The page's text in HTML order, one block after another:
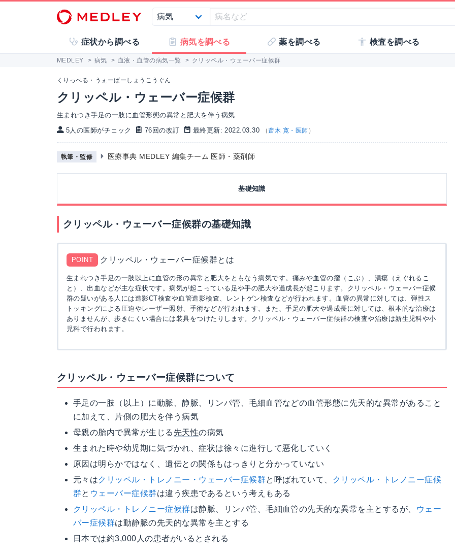
症状から調べる 病気を調べる 薬を調べる 検査を調べる
MEDLEY > 病気 > 血液・血管の病気一覧 > クリッペル・ウェーバー症候群
くりっぺる・うぇーばーしょうこうぐん
クリッペル・ウェーバー症候群
生まれつき手足の一肢に血管形態の異常と肥大を伴う病気
5人の医師がチェック
76回の改訂 最終更新: 2022.03.30 （斎木 寛・医師 ）
執筆・監修 医療事典 MEDLEY 編集チーム 医師・薬剤師
基礎知識
クリッペル・ウェーバー症候群の基礎知識
POINT クリッペル・ウェーバー症候群とは
生まれつき手足の一肢以上に血管の形の異常と肥大をともなう病気です。痛みや血管の瘤（こぶ）、潰瘍（えぐれるこ
と）、出血などが主な症状です。病気が起こっている足や手の肥大や過成長が起こります。クリッペル・ウェーバー症候
群の疑いがある人には造影CT検査や血管造影検査、レントゲン検査などが行われます。血管の異常に対しては、弾性ス
トッキングによる圧迫やレーザー照射、手術などが行われます。また、手足の肥大や過成長に対しては、根本的な治療は
ありませんが、歩きにくい場合には装具をつけたりします。クリッペル・ウェーバー症候群の検査や治療は新生児科や小
児科で行われます。
クリッペル・ウェーバー症候群について
手足の一肢（以上）に動脈、静脈、リンパ管、毛細血管などの血管形態に先天的な異常があること
に加えて、片側の肥大を伴う病気
母親の胎内で異常が生じる 先天性の病気
生まれた時や幼児期に気づかれ、症状は徐々に進行して悪化していく
原因は明らかではなく、遺伝との関係もはっきりと分かっていない
元々はクリッペル・トレノニー・ウェーバー症候群と呼ばれていて、
クリッペル・トレノニー症候
群と ウェーバー症候群は違う疾患であるという考えもある
クリッペル・トレノニー症候群は静脈、リンパ管、毛細血管の先天的な異常を主とするが、
ウェー
バー症候群は動静脈の先天的な異常を主とする
日本では約3,000人の患者がいるとされる